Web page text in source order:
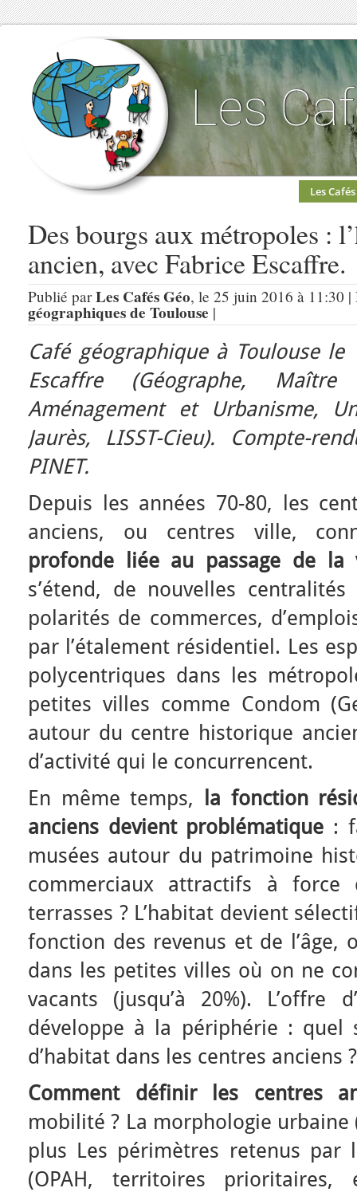
Les Cafés
Des bourgs aux métropoles :
ancien, avec Fabrice Escaffre.
Publié parLes Cafés Géo, le 25 juin 2016 à 11:30
géographiques de Toulouse |
Café géographique à Toulouse le
Escaffre (Géographe,
Aménagement et Urbanisme,
Jaurès, LISST-Cieu). Compte-
PINET.
Depuis les années 70-80, les
anciens, ou centres ville,
profonde liée au passage de la
s’étend, de nouvelles
polarités de commerces,
par l’étalement résidentiel. Les
polycentriques dans les
petites villes comme Condom
autour du centre historique
d’activité qui le concurrencent.
En même temps,
la fonction
anciens devient problématique :
musées autour du patrimoine
commerciaux attractifs à
terrasses ? L’habitat devient
fonction des revenus et de l’âge,
dans les petites villes où on ne
vacants (jusqu’à 20%). L’offre
développe à la périphérie : quel
d’habitat dans les centres anciens ?
Comment définir les centres
mobilité ? La morphologie
plus Les périmètres retenus
(OPAH, territoires